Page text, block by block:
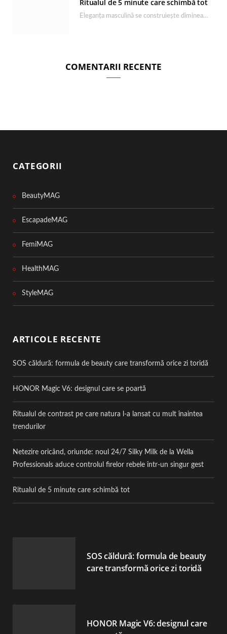
Ritualul de 5 minute care schimbă tot
Eleganța masculină se construiește dimineața, în câteva minute și cu produsele potrivite. O rutină de…
COMENTARII RECENTE
CATEGORII
BeautyMAG
EscapadeMAG
FemiMAG
HealthMAG
StyleMAG
ARTICOLE RECENTE
SOS căldură: formula de beauty care transformă orice zi toridă
HONOR Magic V6: designul care se poartă
Ritualul de contrast pe care natura l-a lansat cu mult înaintea
trendurilor
Netezire oricând, oriunde: noul 24/7 Silky Milk de la Wella
Professionals aduce controlul firelor rebele într-un singur gest
Ritualul de 5 minute care schimbă tot
SOS căldură: formula de beauty
care transformă orice zi toridă
HONOR Magic V6: designul care